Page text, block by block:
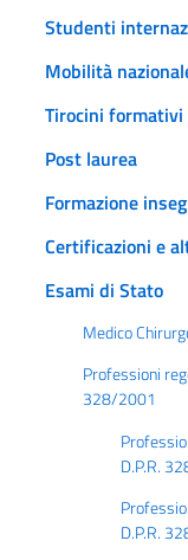
Studenti
Mobilità
Tirocini
Post laurea
Formazione
Certificazioni e
Esami di Stato
Medico
Professioni
328/2001
D.P.R.
D.P.R.